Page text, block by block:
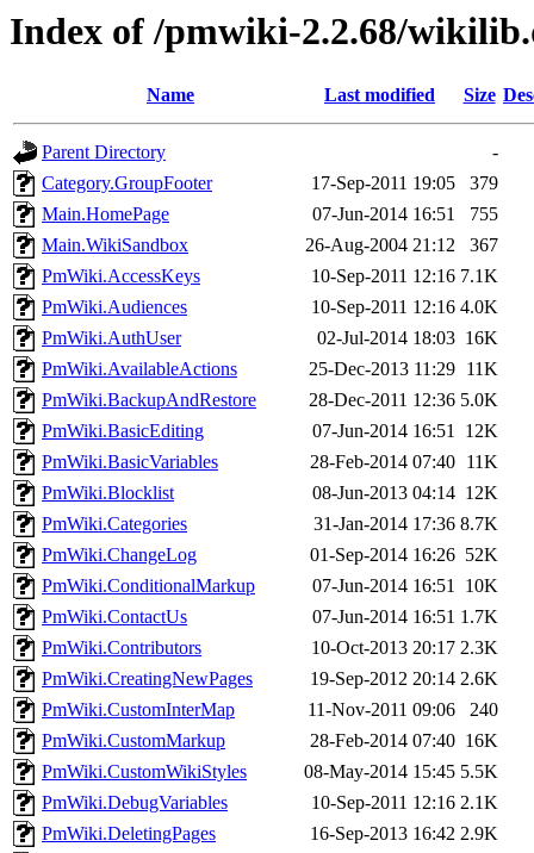
Index of /pmwiki-2.2.68/
Name Last modified Size
Parent Directory
-
Category.GroupFooter
17-Sep-2011 19:05
379
Main.HomePage
07-Jun-2014 16:51
755
Main.WikiSandbox
26-Aug-2004 21:12
367
PmWiki.AccessKeys
10-Sep-2011 12:16 7.1K
PmWiki.Audiences
10-Sep-2011 12:16 4.0K
PmWiki.AuthUser
02-Jul-2014 18:03 16K
PmWiki.AvailableActions
25-Dec-2013 11:29 11K
PmWiki.BackupAndRestore
28-Dec-2011 12:36 5.0K
PmWiki.BasicEditing
07-Jun-2014 16:51 12K
PmWiki.BasicVariables
28-Feb-2014 07:40 11K
PmWiki.Blocklist
08-Jun-2013 04:14 12K
PmWiki.Categories
31-Jan-2014 17:36 8.7K
PmWiki.ChangeLog
01-Sep-2014 16:26 52K
PmWiki.ConditionalMarkup
07-Jun-2014 16:51 10K
PmWiki.ContactUs
07-Jun-2014 16:51 1.7K
PmWiki.Contributors
10-Oct-2013 20:17 2.3K
PmWiki.CreatingNewPages
19-Sep-2012 20:14 2.6K
PmWiki.CustomInterMap
11-Nov-2011 09:06
240
PmWiki.CustomMarkup
28-Feb-2014 07:40 16K
PmWiki.CustomWikiStyles
08-May-2014 15:45 5.5K
PmWiki.DebugVariables
10-Sep-2011 12:16 2.1K
PmWiki.DeletingPages
16-Sep-2013 16:42 2.9K